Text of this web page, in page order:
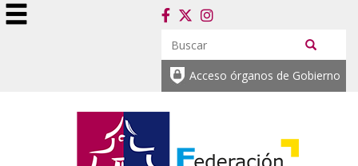
Acceso órganos de Gobierno